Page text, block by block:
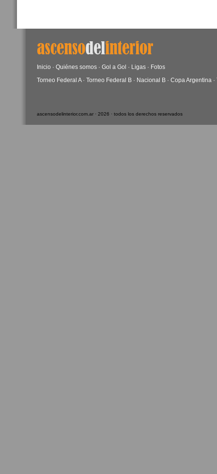
Inicio · Quiénes somos · Gol a Gol · Ligas · Fotos
Torneo Federal A· Torneo Federal B · Nacional B · Copa Argentina ·
ascensodelinterior.com.ar · 2026 · todos los derechos reservados